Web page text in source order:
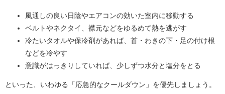
風通しの良い日陰やエアコンの効いた室内に移動する
ベルトやネクタイ、襟元などをゆるめて熱を逃がす
冷たいタオルや保冷剤があれば、首・わきの下・足の付け根
などを冷やす
意識がはっきりしていれば、少しずつ水分と塩分をとる
といった、いわゆる「応急的なクールダウン」を優先しましょう。